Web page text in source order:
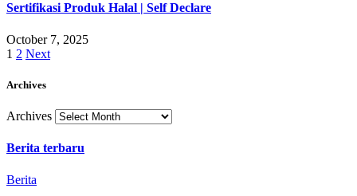
Sertifikasi Produk Halal | Self Declare
October 7, 2025
1 2 Next
Archives
Archives
Berita terbaru
Berita